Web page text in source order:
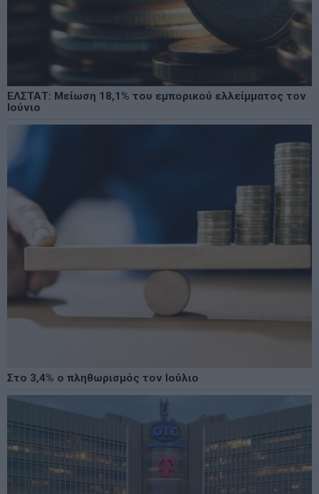
ΕΛΣΤΑΤ: Μείωση 18,1% του εμπορικού ελλείμματος τον
Ιούνιο
Στο 3,4% ο πληθωρισμός τον Ιούλιο